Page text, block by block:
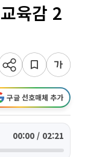
육감 2
구글 선호매체 추가
00:00 / 02:21